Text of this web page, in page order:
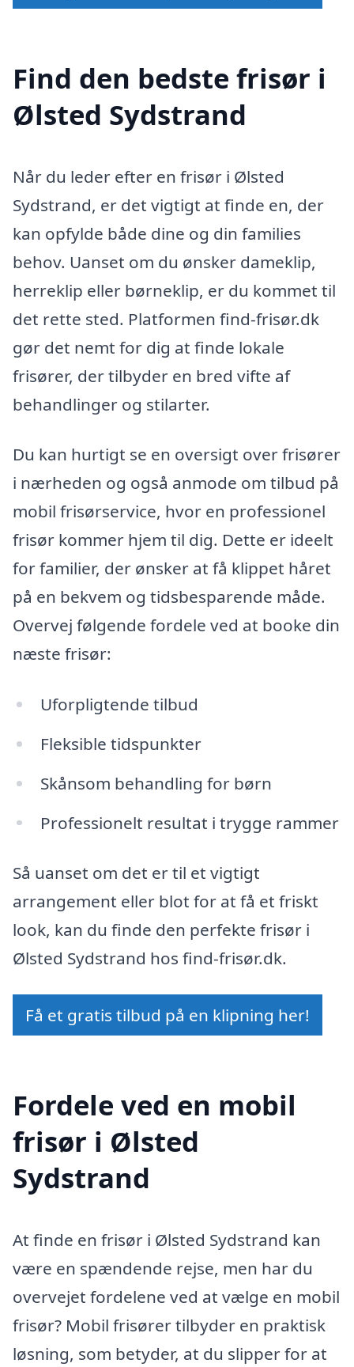
Find den bedste frisør i
Ølsted Sydstrand
Når du leder efter en frisør i Ølsted
Sydstrand, er det vigtigt at finde en, der
kan opfylde både dine og din families
behov. Uanset om du ønsker dameklip,
herreklip eller børneklip, er du kommet til
det rette sted. Platformen find-frisør.dk
gør det nemt for dig at finde lokale
frisører, der tilbyder en bred vifte af
behandlinger og stilarter.
Du kan hurtigt se en oversigt over frisører
i nærheden og også anmode om tilbud på
mobil frisørservice, hvor en professionel
frisør kommer hjem til dig. Dette er ideelt
for familier, der ønsker at få klippet håret
på en bekvem og tidsbesparende måde.
Overvej følgende fordele ved at booke din
næste frisør:
Uforpligtende tilbud
Fleksible tidspunkter
Skånsom behandling for børn
Professionelt resultat i trygge rammer
Så uanset om det er til et vigtigt
arrangement eller blot for at få et friskt
look, kan du finde den perfekte frisør i
Ølsted Sydstrand hos find-frisør.dk.
Få et gratis tilbud på en klipning her!
Fordele ved en mobil
frisør i Ølsted
Sydstrand
At finde en frisør i Ølsted Sydstrand kan
være en spændende rejse, men har du
overvejet fordelene ved at vælge en mobil
frisør? Mobil frisører tilbyder en praktisk
løsning, som betyder, at du slipper for at